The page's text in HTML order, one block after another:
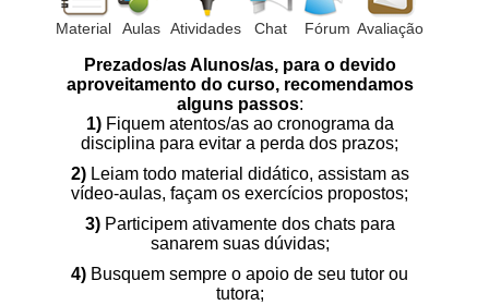
Material Aulas Atividades Chat Fórum Avaliação
Prezados/as Alunos/as, para o devido
aproveitamento do curso, recomendamos
alguns passos:
1) Fiquem atentos/as ao cronograma da
disciplina para evitar a perda dos prazos;
2)Leiam todo material didático, assistam as
vídeo-aulas, façam os exercícios propostos;
3)Participem ativamente dos chats para
sanarem suas dúvidas;
4) Busquem sempre o apoio de seu tutor ou
tutora;